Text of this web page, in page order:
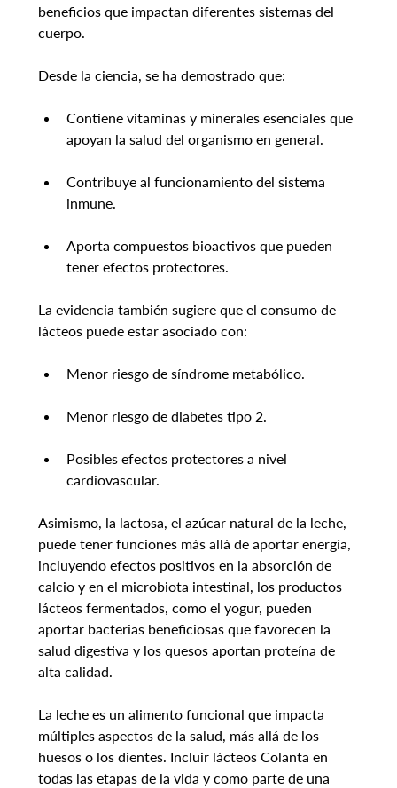
beneficios que impactan diferentes sistemas del
cuerpo.
Desde la ciencia, se ha demostrado que:
Contiene vitaminas y minerales esenciales que
apoyan la salud del organismo en general.
Contribuye al funcionamiento del sistema
inmune.
Aporta compuestos bioactivos que pueden
tener efectos protectores.
La evidencia también sugiere que el consumo de
lácteos puede estar asociado con:
Menor riesgo de síndrome metabólico.
Menor riesgo de diabetes tipo 2.
Posibles efectos protectores a nivel
cardiovascular.
Asimismo, la lactosa, el azúcar natural de la leche,
puede tener funciones más allá de aportar energía,
incluyendo efectos positivos en la absorción de
calcio y en el microbiota intestinal, los productos
lácteos fermentados, como el yogur, pueden
aportar bacterias beneficiosas que favorecen la
salud digestiva y los quesos aportan proteína de
alta calidad.
La leche es un alimento funcional que impacta
múltiples aspectos de la salud, más allá de los
huesos o los dientes. Incluir lácteos Colanta en
todas las etapas de la vida y como parte de una